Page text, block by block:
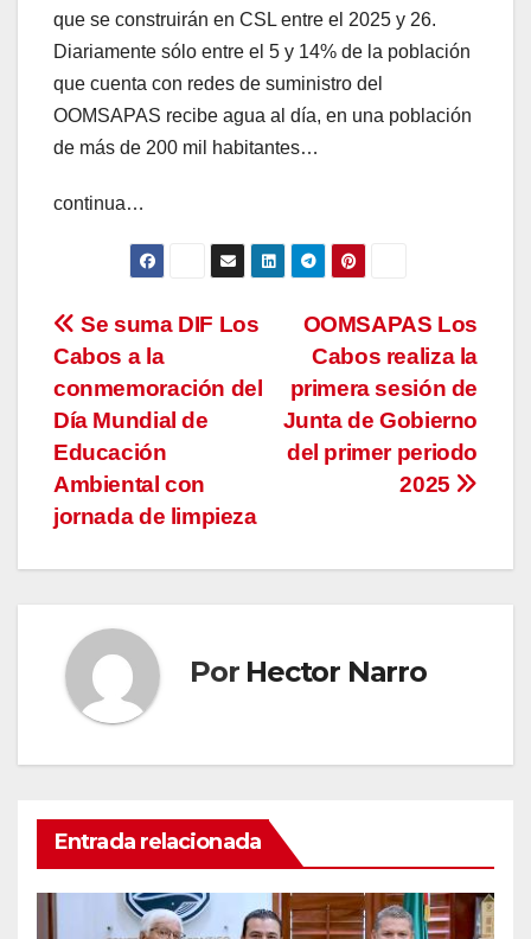
que se construirán en CSL entre el 2025 y 26.
Diariamente sólo entre el 5 y 14% de la población
que cuenta con redes de suministro del
OOMSAPAS recibe agua al día, en una población
de más de 200 mil habitantes…
continua…
Navegación
de
entradas
OOMSAPAS Los
Cabos realiza la
primera sesión de
Junta de Gobierno
del primer periodo
2025
Se suma DIF Los
Cabos a la
conmemoración del
Día Mundial de
Educación
Ambiental con
jornada de limpieza
Por Hector Narro
Entrada relacionada